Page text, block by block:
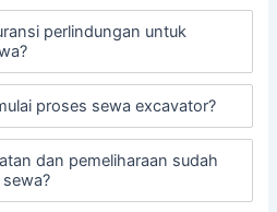
perlindungan untuk
proses sewa excavator?
dan pemeliharaan sudah